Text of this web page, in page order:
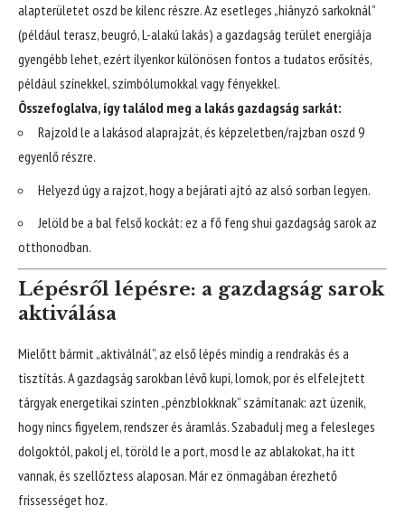
alapterületet oszd be kilenc részre. Az esetleges „hiányzó sarkoknál”
(például terasz, beugró, L-alakú lakás) a gazdagság terület energiája
gyengébb lehet, ezért ilyenkor különösen fontos a tudatos erősítés,
például színekkel, szimbólumokkal vagy fényekkel.
Összefoglalva, így találod meg a lakás gazdagság sarkát:
Rajzold le a lakásod alaprajzát, és képzeletben/rajzban oszd 9
egyenlő részre.
Helyezd úgy a rajzot, hogy a bejárati ajtó az alsó sorban legyen.
Jelöld be a bal felső kockát: ez a fő feng shui gazdagság sarok az
otthonodban.
Lépésről lépésre: a gazdagság sarok
aktiválása
Mielőtt bármit „aktiválnál”, az első lépés mindig a rendrakás és a
tisztítás. A gazdagság sarokban lévő kupi, lomok, por és elfelejtett
tárgyak energetikai szinten „pénzblokknak” számítanak: azt üzenik,
hogy nincs figyelem, rendszer és áramlás. Szabadulj meg a felesleges
dolgoktól, pakolj el, töröld le a port, mosd le az ablakokat, ha itt
vannak, és szellőztess alaposan. Már ez önmagában érezhető
frissességet hoz.